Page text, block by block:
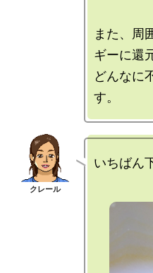
また、周
ギーに還
どんなに